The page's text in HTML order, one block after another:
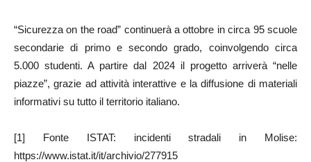
“Sicurezza on the road” continuerà a ottobre in circa 95 scuole
secondarie di primo e secondo grado, coinvolgendo circa
5.000 studenti. A partire dal 2024 il progetto arriverà “nelle
piazze”, grazie ad attività interattive e la diffusione di materiali
informativi su tutto il territorio italiano.
[1] Fonte ISTAT: incidenti stradali in Molise:
https://www.istat.it/it/archivio/277915